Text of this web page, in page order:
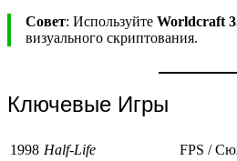
Совет: Используйте Worldcraft
визуального скриптования.
Ключевые Игры
1998 Half-Life FPS /